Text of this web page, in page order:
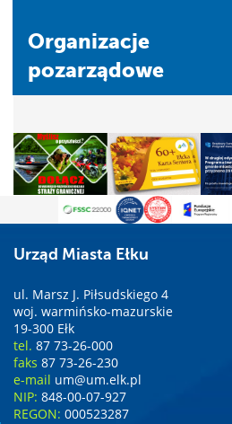
Organizacje
pozarządowe
Urząd Miasta Ełku
ul. Marsz J. Piłsudskiego 4
woj. warmińsko-mazurskie
19-300 Ełk
tel. 87 73-26-000
faks 87 73-26-230
e-mail um@um.elk.pl
NIP: 848-00-07-927
REGON: 000523287